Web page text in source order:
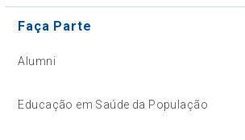
Faça Parte
Alumni
Educação em Saúde da População